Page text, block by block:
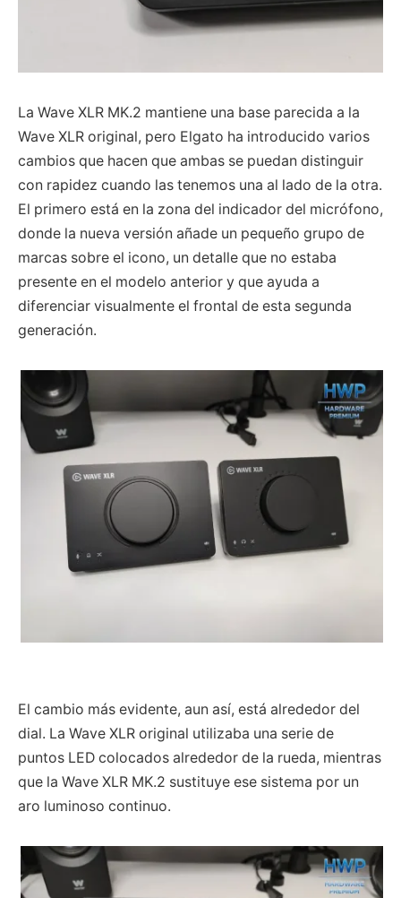
La Wave XLR MK.2 mantiene una base parecida a la
Wave XLR original, pero Elgato ha introducido varios
cambios que hacen que ambas se puedan distinguir
con rapidez cuando las tenemos una al lado de la otra.
El primero está en la zona del indicador del micrófono,
donde la nueva versión añade un pequeño grupo de
marcas sobre el icono, un detalle que no estaba
presente en el modelo anterior y que ayuda a
diferenciar visualmente el frontal de esta segunda
generación.
El cambio más evidente, aun así, está alrededor del
dial. La Wave XLR original utilizaba una serie de
puntos LED colocados alrededor de la rueda, mientras
que la Wave XLR MK.2 sustituye ese sistema por un
aro luminoso continuo.